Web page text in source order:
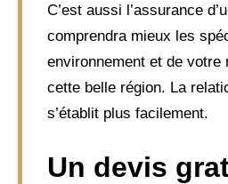
C’est aussi l’assurance
comprendra mieux les
environnement et de votre
cette belle région. La
s’établit plus facilement.
Un devis